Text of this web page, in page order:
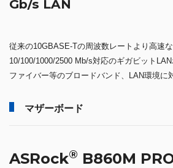
Gb/s LAN
従来の10GBASE-Tの周波数レートより高速な
10/100/1000/2500 Mb/s対応のギガビット
ファイバー等のブロードバンド、LAN環境に
マザーボード
ASRock® B860M